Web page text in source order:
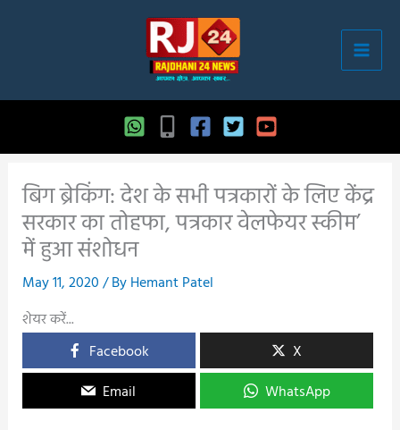
बिग ब्रेकिंग: देश के सभी पत्रकारों के लिए केंद्र
सरकार का तोहफा, पत्रकार वेलफेयर स्कीम’
में हुआ संशोधन
May 11, 2020/ ByHemant Patel
शेयर करें...
Facebook
X
Email
WhatsApp